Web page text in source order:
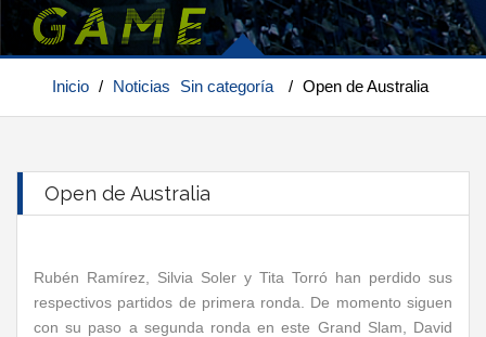
Inicio / Noticias Sin categoría / Open de Australia
Open de Australia
Rubén Ramírez, Silvia Soler y Tita Torró han perdido sus
respectivos partidos de primera ronda. De momento siguen
con su paso a segunda ronda en este Grand Slam, David